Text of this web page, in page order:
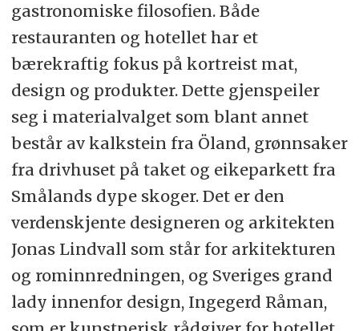
gastronomiske filosofien. Både
restauranten og hotellet har et
bærekraftig fokus på kortreist mat,
design og produkter. Dette gjenspeiler
seg i materialvalget som blant annet
består av kalkstein fra Öland, grønnsaker
fra drivhuset på taket og eikeparkett fra
Smålands dype skoger. Det er den
verdenskjente designeren og arkitekten
Jonas Lindvall som står for arkitekturen
og rominnredningen, og Sveriges grand
lady innenfor design, Ingegerd Råman,